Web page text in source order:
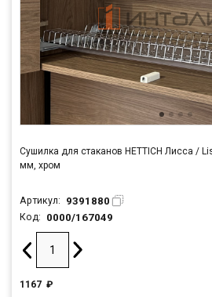
Сушилка для стаканов HETTICH Лисса /
мм, хром
Артикул: 9391880
Код: 0000/167049
1167 ₽